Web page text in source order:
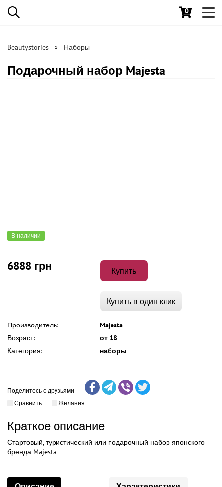
0
Beautystories Наборы
Подарочный набор Majesta
В наличии
6888 грн Купить
Купить в один клик
Производитель:
Majesta
Возраст:
от 18
Категория:
наборы
Поделитесь с друзьями
Сравнить
Желания
Краткое описание
Стартовый, туристический или подарочный набор японского
бренда Majesta